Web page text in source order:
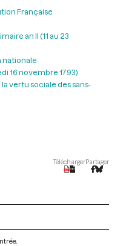
Française
an II (11 au 23
nationale
16 novembre 1793)
vertu sociale des sans-
TéléchargerPartager